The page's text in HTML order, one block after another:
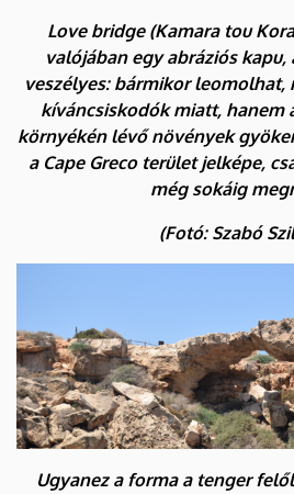
Love bridge (Kamara tou
valójában egy abráziós
veszélyes: bármikor leomolhat,
kíváncsiskodók miatt, hanem
környékén lévő növények
a Cape Greco terület jelképe,
még sokáig
(Fotó: Szabó
Ugyanez a forma a tenger